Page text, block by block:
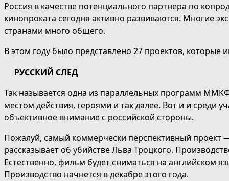
Россия в качестве потенциального партнера по
кинопроката сегодня активно развиваются. Многие
странами много общего.
В этом году было представлено 27 проектов,
РУССКИЙ СЛЕД
Так называется одна из параллельных программ
местом действия, героями и так далее. Вот и и
объективное внимание с российской стороны.
Пожалуй, самый коммерчески перспективный проект
рассказывает об убийстве Льва Троцкого.
Естественно, фильм будет сниматься на английском
Производство начнется в декабре этого года.